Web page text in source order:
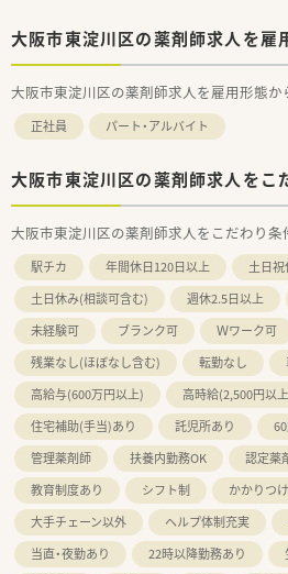
大阪市東淀川区の薬剤師求人を雇
大阪市東淀川区の薬剤師求人を雇用形態か
正社員 パート・アルバイト
大阪市東淀川区の薬剤師求人をこ
大阪市東淀川区の薬剤師求人をこだわり条
駅チカ 年間休日120日以上
土日
土日休み(相談可含む)
週休2.5日以上
未経験可
ブランク可 Ｗワーク可
残業なし(ほぼなし含む)
転勤なし
高給与(600万円以上)
高時給(2,500円以
住宅補助(手当)あり
託児所あり
管理薬剤師
扶養内勤務OK
認定薬
教育制度あり
シフト制 かかりつ
大手チェーン以外
ヘルプ体制充実
当直・夜勤あり
22時以降勤務あり